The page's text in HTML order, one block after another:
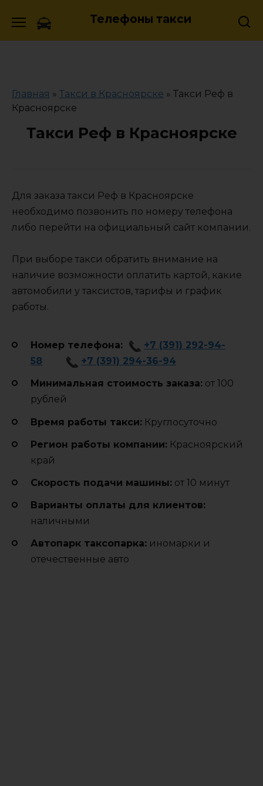
Телефоны такси
Главная » Такси в Красноярске » Такси Реф в
Красноярске
Такси Реф в Красноярске
Для заказа такси Реф в Красноярске
необходимо позвонить по номеру телефона
либо перейти на официальный сайт компании.
При выборе такси обратить внимание на
наличие возможности оплатить картой, какие
автомобили у таксистов, тарифы и график
работы.
Номер телефона:
+7 (391) 292-94-
58
+7 (391) 294-36-94
Минимальная стоимость заказа: от 100
рублей
Время работы такси: Круглосуточно
Регион работы компании: Красноярский
край
Cкорость подачи машины: от 10 минут
Варианты оплаты для клиентов:
наличными
Автопарк таксопарка: иномарки и
отечественные авто